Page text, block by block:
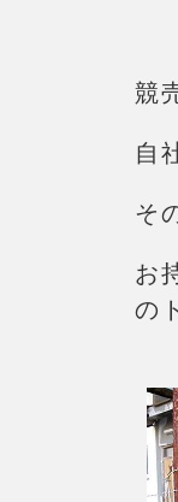
競
自
そ
お
の